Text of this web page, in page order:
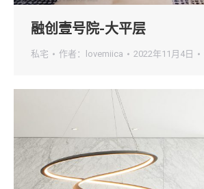
融创壹号院-大平层
私宅 作者： lovemiica 2022年11月4日